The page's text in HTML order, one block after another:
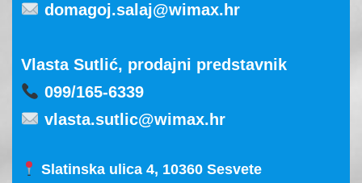
domagoj.salaj@wimax.hr
Vlasta Sutlić, prodajni predstavnik
099/165-6339
vlasta.sutlic@wimax.hr
Slatinska ulica 4, 10360 Sesvete